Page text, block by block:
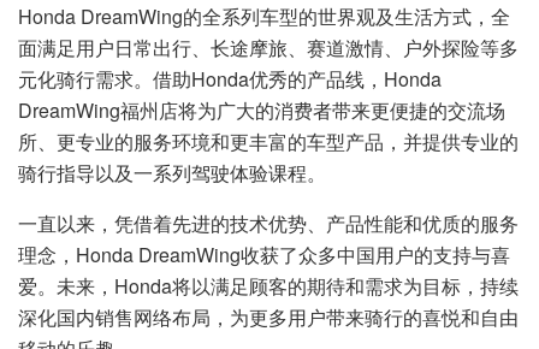
Honda DreamWing的全系列车型的世界观及生活方式，全
面满足用户日常出行、长途摩旅、赛道激情、户外探险等多
元化骑行需求。借助Honda优秀的产品线，Honda
DreamWing福州店将为广大的消费者带来更便捷的交流场
所、更专业的服务环境和更丰富的车型产品，并提供专业的
骑行指导以及一系列驾驶体验课程。
一直以来，凭借着先进的技术优势、产品性能和优质的服务
理念，Honda DreamWing收获了众多中国用户的支持与喜
爱。未来，Honda将以满足顾客的期待和需求为目标，持续
深化国内销售网络布局，为更多用户带来骑行的喜悦和自由